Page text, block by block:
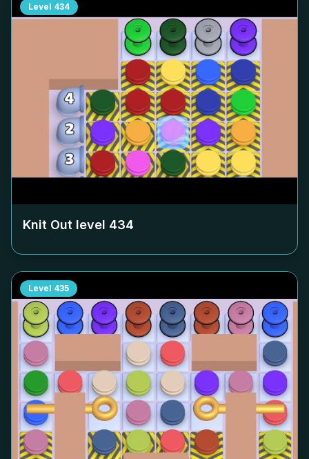
Level 434
Knit Out level 434
Level 435